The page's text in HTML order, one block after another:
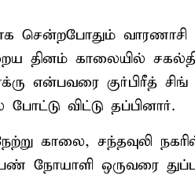
சென்றபோதும் வாரணாசி
தினம் காலையில்
என்பவரை குர்பிரீத்
விட்டு தப்பினார்.
காலை, சந்தவுலி
நோயாளி ஒருவரை